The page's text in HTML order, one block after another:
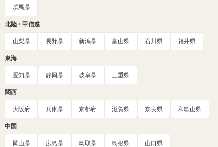
群馬県
北陸・甲信越
山梨県 長野県 新潟県 富山県 石川県 福井県
東海
愛知県 静岡県 岐阜県 三重県
関西
大阪府 兵庫県 京都府 滋賀県 奈良県 和歌山県
中国
岡山県 広島県 鳥取県 島根県 山口県